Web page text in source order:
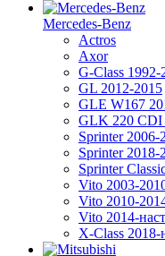
Mercedes-Benz
Actros
Axor
G-Class 1992-
GL 2012-2015
GLE W167
GLK 220 CDI
Sprinter 2006-
Sprinter 2018-
Sprinter
Vito 2003-
Vito 2010-
Vito 2014-
X-Class 2018-